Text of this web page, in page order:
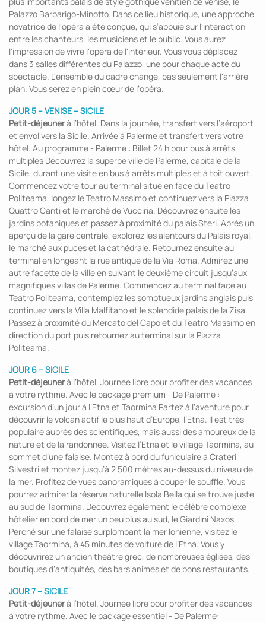
Palazzo Barbarigo-Minotto. Dans ce lieu historique, une approche
novatrice de l'opéra a été conçue, qui s’appuie sur l'interaction
entre les chanteurs, les musiciens et le public. Vous aurez
l'impression de vivre l'opéra de l'intérieur. Vous vous déplacez
dans 3 salles différentes du Palazzo, une pour chaque acte du
spectacle. L'ensemble du cadre change, pas seulement l'arrière-
plan. Vous serez en plein cœur de l’opéra.
JOUR 5 – VENISE – SICILE
Petit-déjeunerà l’hôtel. Dans la journée, transfert vers l’aéroport
et envol vers la Sicile. Arrivée à Palerme et transfert vers votre
hôtel. Au programme - Palerme : Billet 24 h pour bus à arrêts
multiples Découvrez la superbe ville de Palerme, capitale de la
Sicile, durant une visite en bus à arrêts multiples et à toit ouvert.
Commencez votre tour au terminal situé en face du Teatro
Politeama, longez le Teatro Massimo et continuez vers la Piazza
Quattro Canti et le marché de Vucciria. Découvrez ensuite les
jardins botaniques et passez à proximité du palais Steri. Après un
aperçu de la gare centrale, explorez les alentours du Palais royal,
le marché aux puces et la cathédrale. Retournez ensuite au
terminal en longeant la rue antique de la Via Roma. Admirez une
autre facette de la ville en suivant le deuxième circuit jusqu’aux
magnifiques villas de Palerme. Commencez au terminal face au
Teatro Politeama, contemplez les somptueux jardins anglais puis
continuez vers la Villa Malfitano et le splendide palais de la Zisa.
Passez à proximité du Mercato del Capo et du Teatro Massimo en
direction du port puis retournez au terminal sur la Piazza
Politeama.
JOUR 6 – SICILE
Petit-déjeunerà l’hôtel. Journée libre pour profiter des vacances
à votre rythme. Avec le package premium - De Palerme :
excursion d’un jour à l’Etna et Taormina Partez à l’aventure pour
découvrir le volcan actif le plus haut d’Europe, l’Etna. Il est très
populaire auprès des scientifiques, mais aussi des amoureux de la
nature et de la randonnée. Visitez l’Etna et le village Taormina, au
sommet d’une falaise. Montez à bord du funiculaire à Crateri
Silvestri et montez jusqu’à 2 500 mètres au-dessus du niveau de
la mer. Profitez de vues panoramiques à couper le souffle. Vous
pourrez admirer la réserve naturelle Isola Bella qui se trouve juste
au sud de Taormina. Découvrez également le célèbre complexe
hôtelier en bord de mer un peu plus au sud, le Giardini Naxos.
Perché sur une falaise surplombant la mer Ionienne, visitez le
village Taormina, à 45 minutes de voiture de l’Etna. Vous y
découvrirez un ancien théâtre grec, de nombreuses églises, des
boutiques d’antiquités, des bars animés et de bons restaurants.
JOUR 7 – SICILE
Petit-déjeunerà l’hôtel. Journée libre pour profiter des vacances
à votre rythme. Avec le package essentiel - De Palerme: